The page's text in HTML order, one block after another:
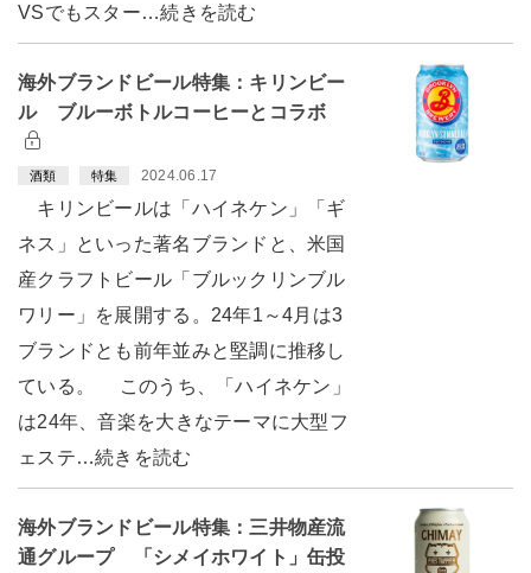
VSでもスター…続きを読む
海外ブランドビール特集：キリンビー
ル ブルーボトルコーヒーとコラボ
酒類 特集 2024.06.17
キリンビールは「ハイネケン」「ギ
ネス」といった著名ブランドと、米国
産クラフトビール「ブルックリンブル
ワリー」を展開する。24年1～4月は3
ブランドとも前年並みと堅調に推移し
ている。 このうち、「ハイネケン」
は24年、音楽を大きなテーマに大型フ
ェステ…続きを読む
海外ブランドビール特集：三井物産流
通グループ 「シメイホワイト」缶投